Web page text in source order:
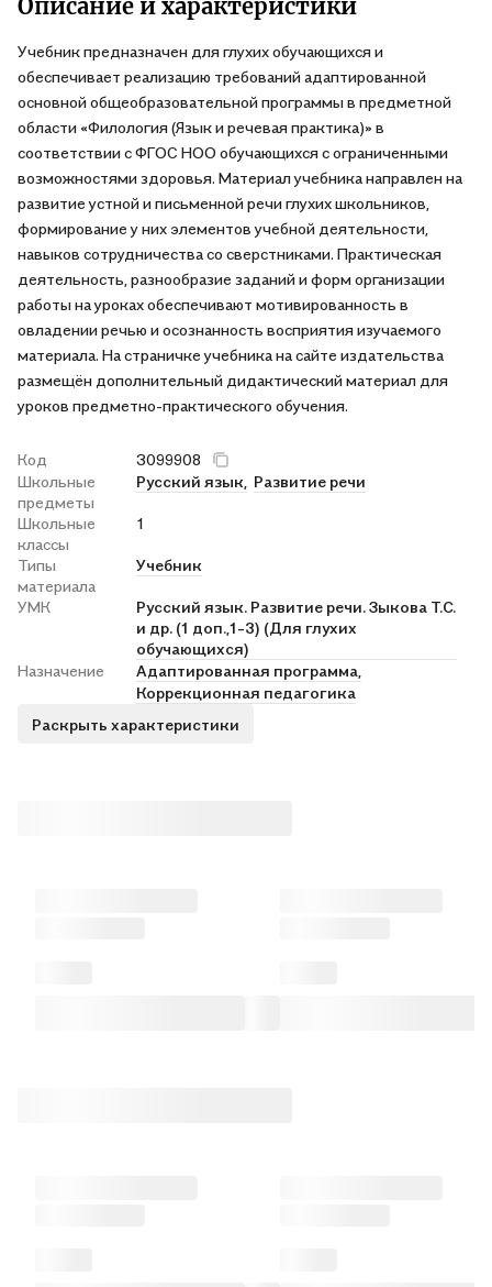
Описание и характеристики
Учебник предназначен для глухих обучающихся и
обеспечивает реализацию требований адаптированной
основной общеобразовательной программы в предметной
области «Филология (Язык и речевая практика)» в
соответствии с ФГОС НОО обучающихся с ограниченными
возможностями здоровья. Материал учебника направлен на
развитие устной и письменной речи глухих школьников,
формирование у них элементов учебной деятельности,
навыков сотрудничества со сверстниками. Практическая
деятельность, разнообразие заданий и форм организации
работы на уроках обеспечивают мотивированность в
овладении речью и осознанность восприятия изучаемого
материала. На страничке учебника на сайте издательства
размещён дополнительный дидактический материал для
уроков предметно-практического обучения.
Код
3099908
Школьные
предметы
Русский язык, Развитие речи
Школьные
классы
1
Типы
материала
Учебник
УМК
Русский язык. Развитие речи. Зыкова Т.С.
и др. (1 доп.,1-3) (Для глухих
обучающихся)
Назначение
Адаптированная программа,
Коррекционная педагогика
Раскрыть характеристики